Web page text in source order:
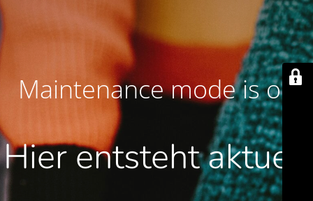
Maintenance mode is on
Hier entsteht aktuell